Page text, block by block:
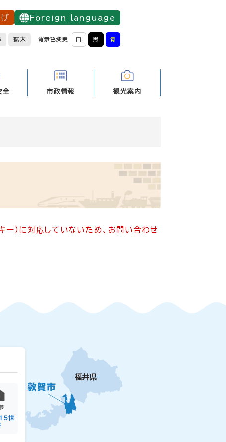
Foreign language
拡大 背景色変更 白 黒 青
全 市政情報 観光案内
）に対応していないため、お問い合わせ
世